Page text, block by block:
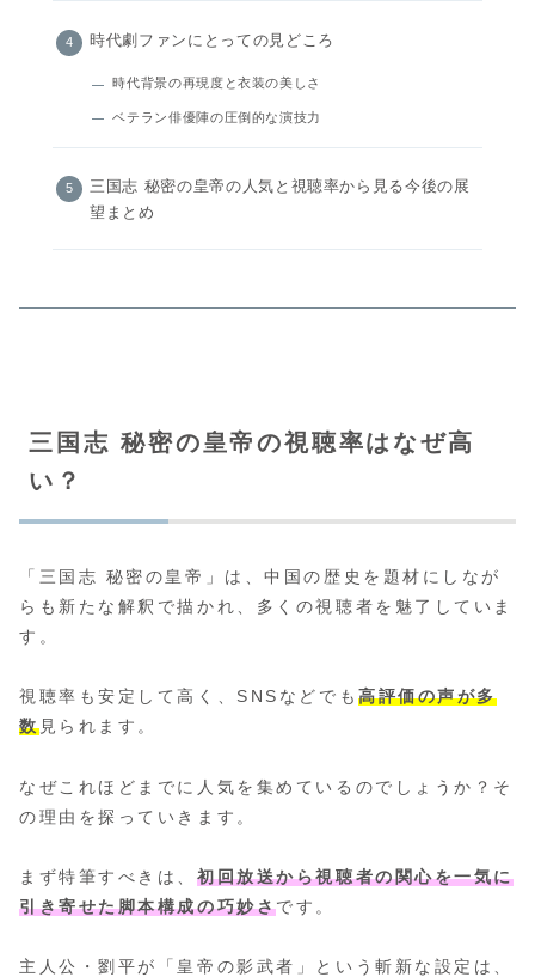
時代劇ファンにとっての見どころ
時代背景の再現度と衣装の美しさ
ベテラン俳優陣の圧倒的な演技力
三国志 秘密の皇帝の人気と視聴率から見る今後の展
望まとめ
三国志 秘密の皇帝の視聴率はなぜ高
い？
「三国志 秘密の皇帝」は、中国の歴史を題材にしなが
らも新たな解釈で描かれ、多くの視聴者を魅了していま
す。
視聴率も安定して高く、SNSなどでも高評価の声が多
数見られます。
なぜこれほどまでに人気を集めているのでしょうか？そ
の理由を探っていきます。
まず特筆すべきは、初回放送から視聴者の関心を一気に
引き寄せた脚本構成の巧妙さです。
主人公・劉平が「皇帝の影武者」という斬新な設定は、